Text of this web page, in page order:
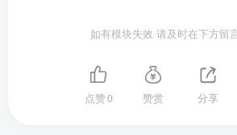
如有模块失效 请及时在下方留
点赞0 赞赏 分享